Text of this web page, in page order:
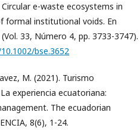
e-waste ecosystems in
formal institutional voids. En
33, Número 4, pp. 3733-3747).
bse.3652
M. (2021). Turismo
experiencia ecuatoriana:
The ecuadorian
8(6), 1-24.